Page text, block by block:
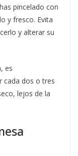
pincelado con
y fresco. Evita
y alterar su
es
cada dos o tres
lejos de la